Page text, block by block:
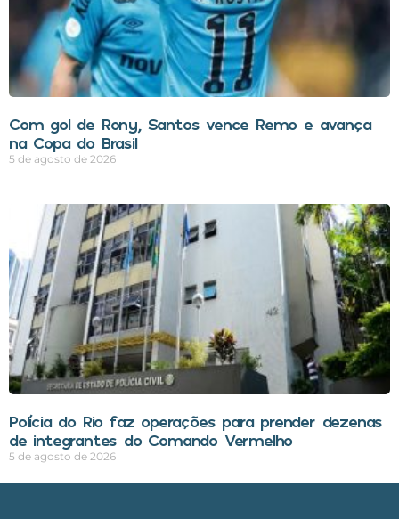
Com gol de Rony, Santos vence Remo e avança
na Copa do Brasil
5 de agosto de 2026
Polícia do Rio faz operações para prender dezenas
de integrantes do Comando Vermelho
5 de agosto de 2026